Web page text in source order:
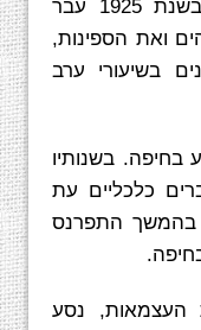
מוהר החל ללמוד בדיסלדורף. בשנת 1925 עבר
ואת הספינות,
בשיעורי ערב
ב-1929 והשתקע בחיפה. בשנותיו
כלכליים עת
בהמשך התפרנס
העצמאות, נסע